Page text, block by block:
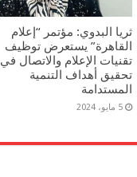
ثريا البدوي: مؤتمر “إعلام
القاهرة” يستعرض توظيف
تقنيات الإعلام والاتصال في
تحقيق أهداف التنمية
المستدامة
5 مايو، 2024